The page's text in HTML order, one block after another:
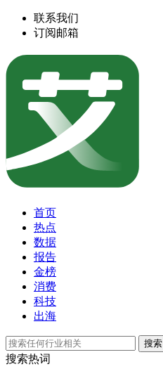
联系我们
订阅邮箱
首页
热点
数据
报告
金榜
消费
科技
出海
搜索
搜索热词